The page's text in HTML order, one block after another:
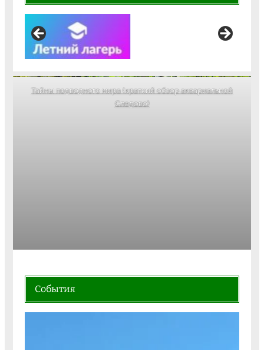
Тайны подводного мира (краткий обзор аквариальной
Следово)
События